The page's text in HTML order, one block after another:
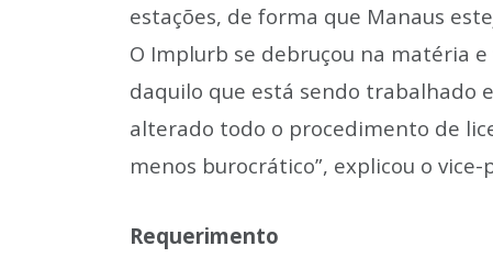
estações, de forma que Manaus
O Implurb se debruçou na matéria
daquilo que está sendo trabalhado
alterado todo o procedimento de
menos burocrático”, explicou o
Requerimento